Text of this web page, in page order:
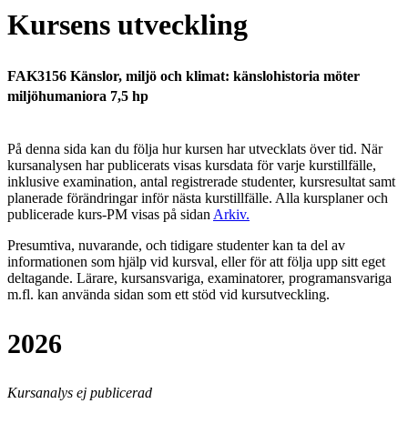
Kursens utveckling
FAK3156 Känslor, miljö och klimat: känslohistoria möter
miljöhumaniora 7,5 hp
På denna sida kan du följa hur kursen har utvecklats över tid. När
kursanalysen har publicerats visas kursdata för varje kurstillfälle,
inklusive examination, antal registrerade studenter, kursresultat samt
planerade förändringar inför nästa kurstillfälle. Alla kursplaner och
publicerade kurs-PM visas på sidan Arkiv.
Presumtiva, nuvarande, och tidigare studenter kan ta del av
informationen som hjälp vid kursval, eller för att följa upp sitt eget
deltagande. Lärare, kursansvariga, examinatorer, programansvariga
m.fl. kan använda sidan som ett stöd vid kursutveckling.
2026
Kursanalys ej publicerad